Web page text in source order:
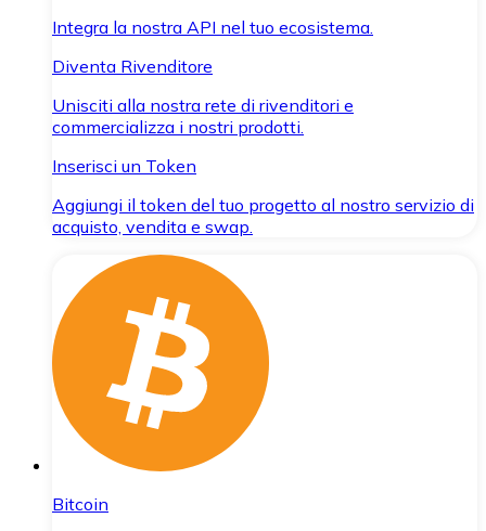
Integra la nostra API nel tuo ecosistema.
Diventa Rivenditore
Unisciti alla nostra rete di rivenditori e
commercializza i nostri prodotti.
Inserisci un Token
Aggiungi il token del tuo progetto al nostro servizio di
acquisto, vendita e swap.
Bitcoin